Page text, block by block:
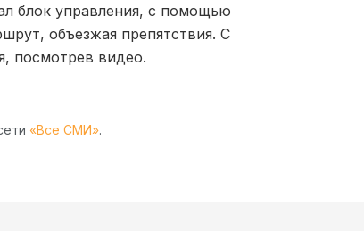
блок управления, с помощью
объезжая препятствия. С
посмотрев видео.
«Все СМИ».